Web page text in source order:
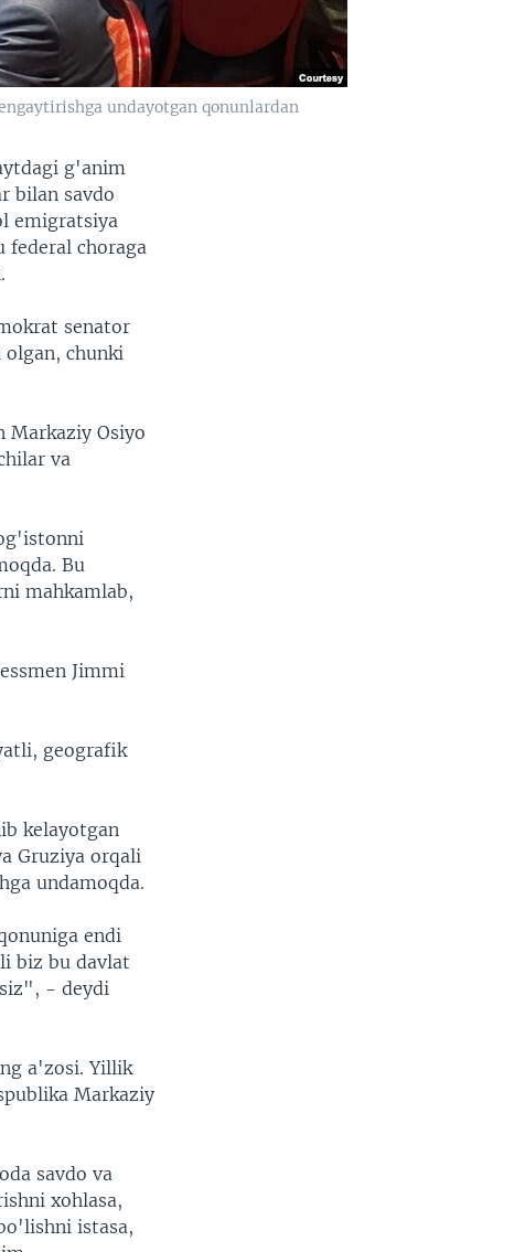
undayotgan qonunlardan
g'anim
bilan savdo
emigratsiya
choraga
senator
olgan, chunki
Markaziy Osiyo
va
Bu
mahkamlab,
Jimmi
geografik
kelayotgan
Gruziya orqali
undamoqda.
endi
biz bu davlat
- deydi
a'zosi. Yillik
Markaziy
savdo va
xohlasa,
istasa,